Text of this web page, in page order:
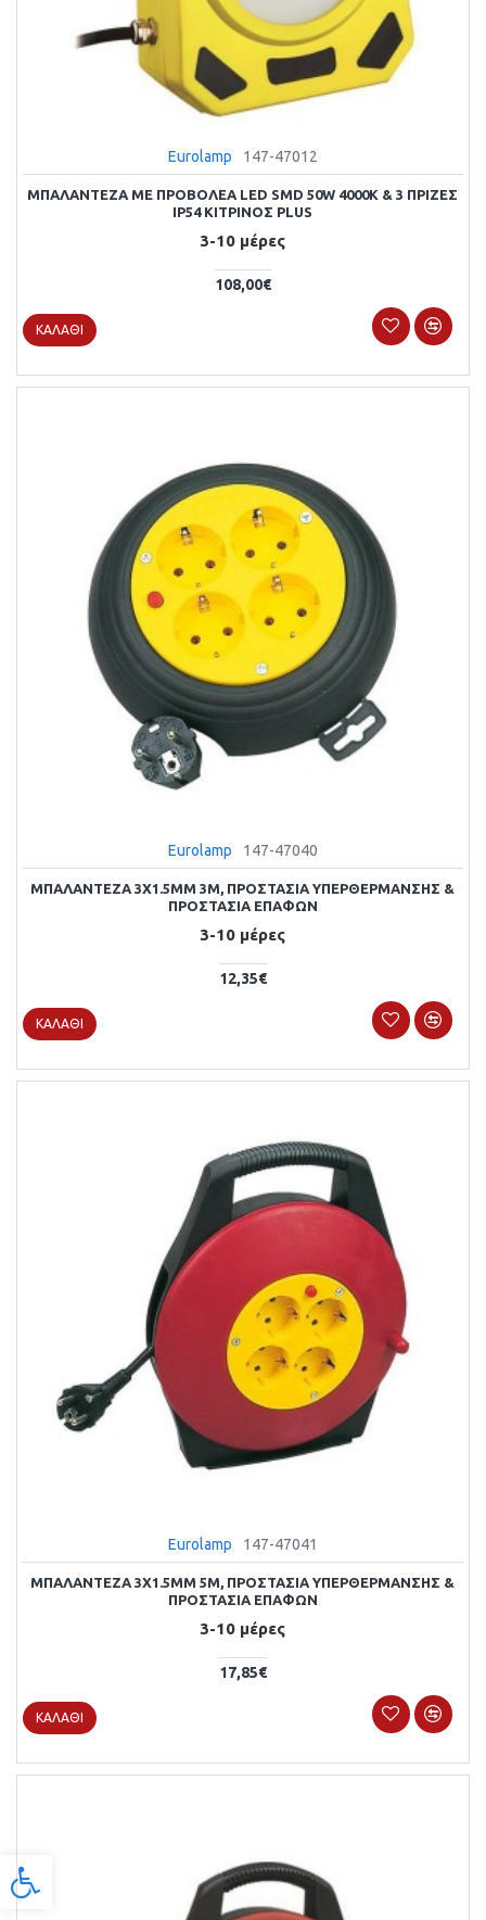
Προσβασιμότητα
Eurolamp 147-47012
ΜΠΑΛΑΝΤΕΖΑ ΜΕ ΠΡΟΒΟΛΕΑ LED SMD 50W 4000K & 3 ΠΡΙΖΕΣ
IP54 ΚΙΤΡΙΝΟΣ PLUS
3-10 μέρες
108,00€
ΚΑΛΆΘΙ
Eurolamp 147-47040
ΜΠΑΛΑΝΤΕΖΑ 3X1.5MM 3M, ΠΡΟΣΤΑΣΙΑ ΥΠΕΡΘΕΡΜΑΝΣΗΣ &
ΠΡΟΣΤΑΣΙΑ ΕΠΑΦΩΝ
3-10 μέρες
12,35€
ΚΑΛΆΘΙ
Eurolamp 147-47041
ΜΠΑΛΑΝΤΕΖΑ 3X1.5MM 5M, ΠΡΟΣΤΑΣΙΑ ΥΠΕΡΘΕΡΜΑΝΣΗΣ &
ΠΡΟΣΤΑΣΙΑ ΕΠΑΦΩΝ
3-10 μέρες
17,85€
ΚΑΛΆΘΙ